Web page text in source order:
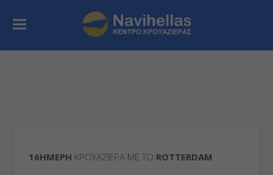
16ΉΜΕΡΗ ΚΡΟΥΑΖΙΕΡΑ ΜΕ ΤΟ ROTTERDAM